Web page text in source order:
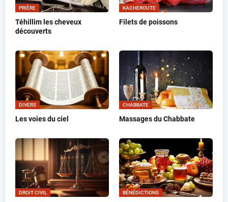
PRIÈRE
Téhillim les cheveux
découverts
KACHEROUTE
Filets de poissons
DIVERS
Les voies du ciel
CHABBATE
Massages du Chabbate
DROIT CIVIL BÉNÉDICTIONS